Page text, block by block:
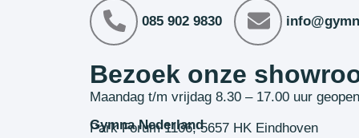
085 902 9830
Bezoek onze
Maandag t/m vrijdag 8.30 – 17.00 uur
Gymna Nederland
Park Forum 1106, 5657 HK Eindhoven